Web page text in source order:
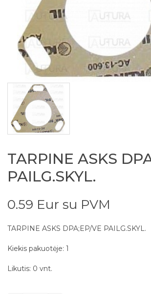
TARPINE ASKS
PAILG.SKYL.
0.59 Eur su PVM
TARPINE ASKS DPA;EP/VE PAILG.SKYL.
Kiekis pakuotėje: 1
Likutis: 0 vnt.